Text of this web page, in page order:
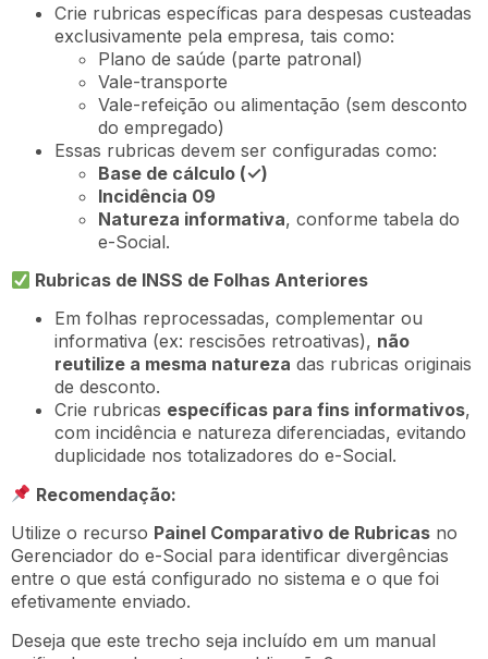
Crie rubricas específicas para despesas custeadas
exclusivamente pela empresa, tais como:
Plano de saúde (parte patronal)
Vale-transporte
Vale-refeição ou alimentação (sem desconto
do empregado)
Essas rubricas devem ser configuradas como:
Base de cálculo (✓)
Incidência 09
Natureza informativa, conforme tabela do
e-Social.
Rubricas de INSS de Folhas Anteriores
Em folhas reprocessadas, complementar ou
informativa (ex: rescisões retroativas), não
reutilize a mesma natureza das rubricas originais
de desconto.
Crie rubricas específicas para fins informativos,
com incidência e natureza diferenciadas, evitando
duplicidade nos totalizadores do e-Social.
Recomendação:
Utilize o recurso Painel Comparativo de Rubricas no
Gerenciador do e-Social para identificar divergências
entre o que está configurado no sistema e o que foi
efetivamente enviado.
Deseja que este trecho seja incluído em um manual